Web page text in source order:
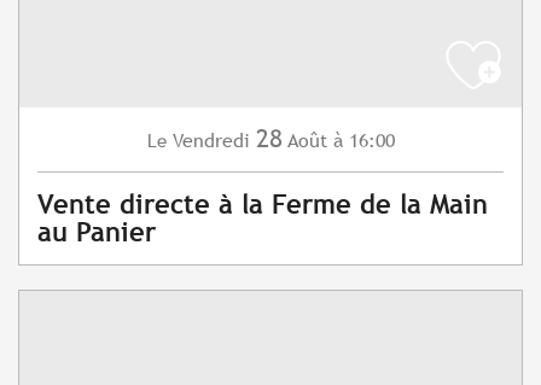
Le Vendredi 28 Août à 16:00
Vente directe à la Ferme de la Main
au Panier